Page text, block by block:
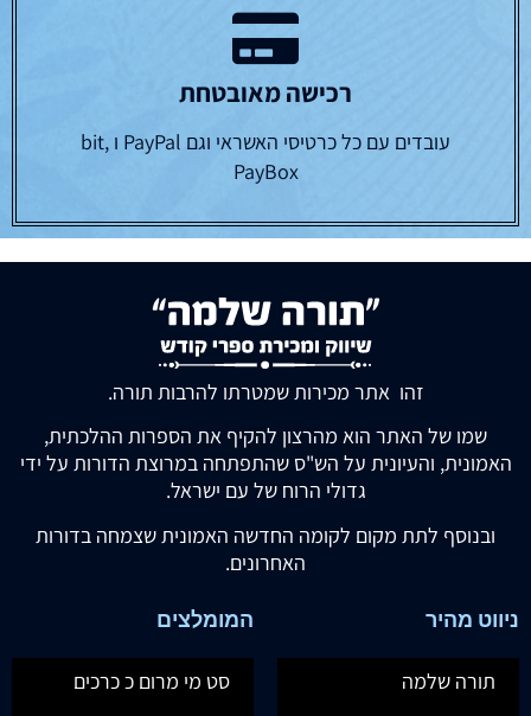
רכישה מאובטחת
עובדים עם כל כרטיסי האשראי וגם PayPal ו bit,
PayBox
זהו אתר מכירות שמטרתו להרבות תורה.
שמו של האתר הוא מהרצון להקיף את הספרות ההלכתית,
האמונית, והעיונית על הש"ס שהתפתחה במרוצת הדורות על ידי
גדולי הרוח של עם ישראל.
ובנוסף לתת מקום לקומה החדשה האמונית שצמחה בדורות
האחרונים.
ניווט מהיר
תורה שלמה
המומלצים
סט מי מרום כ כרכים